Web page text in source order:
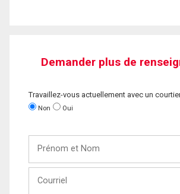
Demander plus de
Travaillez-vous actuellement avec un
Non Oui
Nom